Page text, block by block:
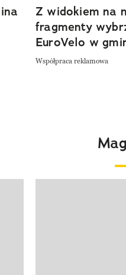
Z widokiem na
fragmenty
EuroVelo w
Współpraca reklamowa